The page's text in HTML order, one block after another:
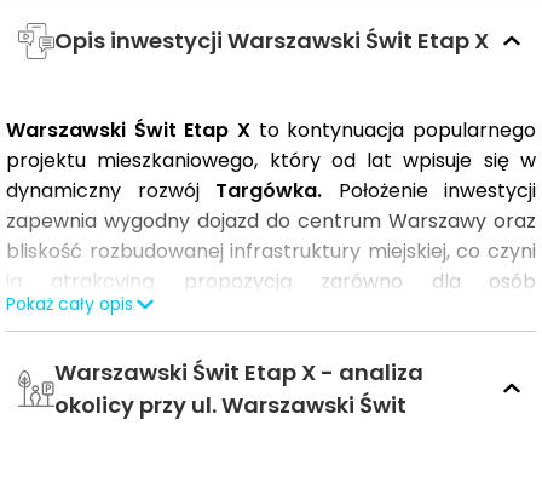
Opis inwestycji Warszawski Świt Etap X
Warszawski Świt Etap X to kontynuacja popularnego
projektu mieszkaniowego, który od lat wpisuje się w
dynamiczny rozwój Targówka. Położenie inwestycji
zapewnia wygodny dojazd do centrum Warszawy oraz
bliskość rozbudowanej infrastruktury miejskiej, co czyni
ją atrakcyjną propozycją zarówno dla osób
szukających mieszkania dla siebie, jak i dla inwestorów.
Zróżnicowana oferta mieszkań
Etap X inwestycji obejmuje161 mieszkań o metrażach
Pokaż cały opis
Warszawski Świt Etap X - analiza
okolicy przy ul. Warszawski Świt